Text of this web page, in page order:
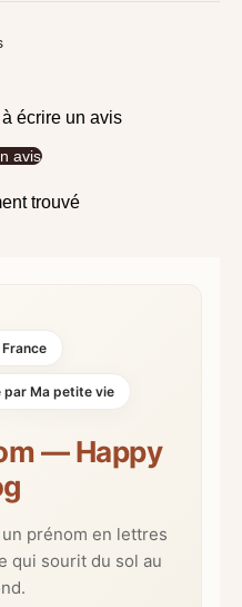
écrire un avis
avis
trouvé
Ma petite vie
— Happy
prénom en lettres
qui sourit du sol au